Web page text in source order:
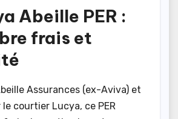
Abeille PER :
frais et
Assurances (ex-Aviva) et
courtier Lucya, ce PER